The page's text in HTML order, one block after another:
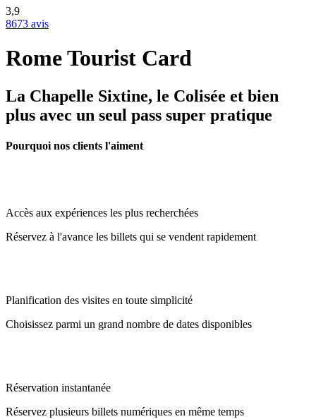
3,9
8673 avis
Rome Tourist Card
La Chapelle Sixtine, le Colisée et bien
plus avec un seul pass super pratique
Pourquoi nos clients l'aiment
Accès aux expériences les plus recherchées
Réservez à l'avance les billets qui se vendent rapidement
Planification des visites en toute simplicité
Choisissez parmi un grand nombre de dates disponibles
Réservation instantanée
Réservez plusieurs billets numériques en même temps